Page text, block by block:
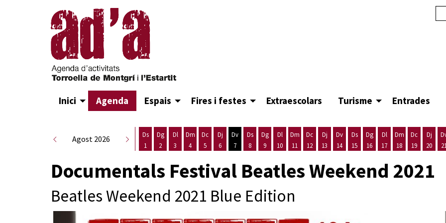
Inici Agenda Espais Fires i festes Extraescolars Turisme Entrades
Agost 2026
Ds
1
Dg
2
Dl
3
Dm
4
Dc
5
Dj
6
Dv
7
Ds
8
Dg
9
Dl
10
Dm
11
Dc
12
Dj
13
Dv
14
Ds
15
Dg
16
Dl
17
Dm
18
Dc
19
Dj
20
Documentals Festival Beatles Weekend 2021
Beatles Weekend 2021 Blue Edition